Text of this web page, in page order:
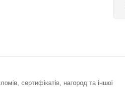
сертифікатів, нагород та іншої